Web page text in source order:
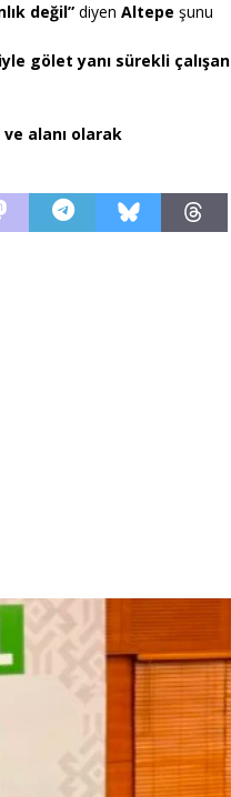
değil” diyen Altepe şunu
gölet yanı sürekli çalışan
alanı olarak